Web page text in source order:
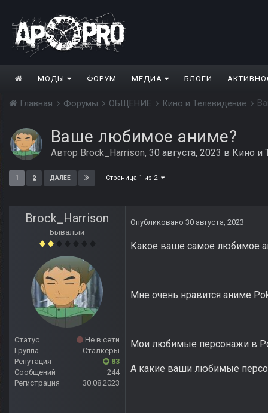
МОДЫ ФОРУМ МЕДИА БЛОГИ
Главная Форумы ОБЩЕНИЕ Кино и Телевидение
Ваше любимое аниме?
Автор Brock_Harrison, 30 августа, 2023 в Кино и
1 2 ДАЛЕЕ Страница 1 из 2
Brock_Harrison
Бывалый
Статус
Не в сети
Группа
Сталкеры
Репутация
83
Сообщений
244
Регистрация
30.08.2023
Опубликовано 30 августа, 2023
Какое ваше самое любимое
Мне очень нравится аниме
Мои любимые персонажи в
А какие ваши любимые